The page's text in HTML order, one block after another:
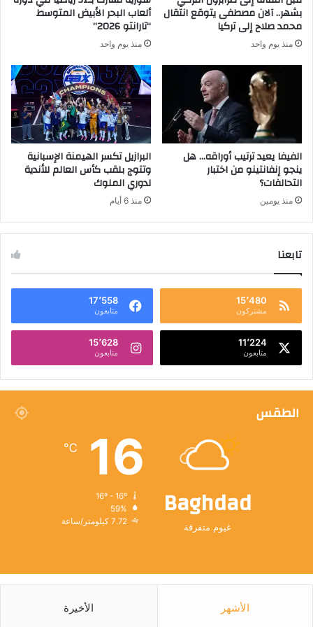
ن
ي
بشهر.. آلان مصطفى يتوقع انتقال
محمد صلاح إلى تركيا
منذ يوم واحد
ألعاب البحر الأبيض المتوسط
“تارانتو 2026”
منذ يوم واحد
الفيفا يعيد ترتيب أوراقه… هل
ينجو إنفانتينو من اختبار
التحالفات؟
منذ يومين
البرازيل تكسر الهيمنة الإسبانية
وتتوج بلقب كأس العالم للأندية
لدوري الملوك
منذ 6 أيام
تابعنا
15٬480
مشتركون
17٬558
متابعون
11٬224
متابعون
15٬628
متابعون
الطقس
Baghdad
غيوم متفرقة
16
℃
59%
7.72 كيلومتر/ساعة
الأشهر الأخيرة